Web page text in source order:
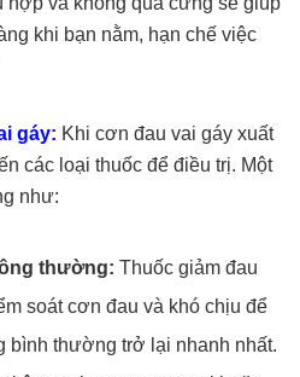
khi bạn nằm, hạn chế việc
gáy: Khi cơn đau vai gáy xuất
các loại thuốc để điều trị. Một
như:
thường: Thuốc giảm đau
soát cơn đau và khó chịu để
bình thường trở lại nhanh nhất.